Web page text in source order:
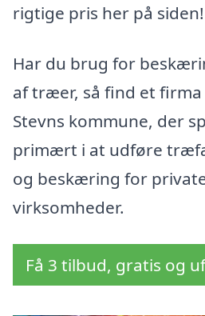
rigtige pris her på siden!
Har du brug for
af træer, så find et
Stevns kommune, der
primært i at udføre
og beskæring for
virksomheder.
Få 3 tilbud, gratis og